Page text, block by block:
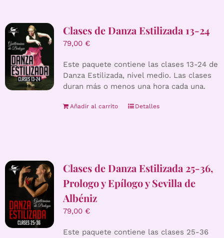
Clases de Danza Estilizada 13-24
79,00 €
Este paquete contiene las clases 13-24 de
Danza Estilizada, nivel medio. Las clases
duran más o menos una hora cada una.
Añadir al carrito Detalles
Clases de Danza Estilizada 25-36,
Prologo y Epílogo y Sevilla de
Albéniz
79,00 €
Este paquete contiene las clases 25-36